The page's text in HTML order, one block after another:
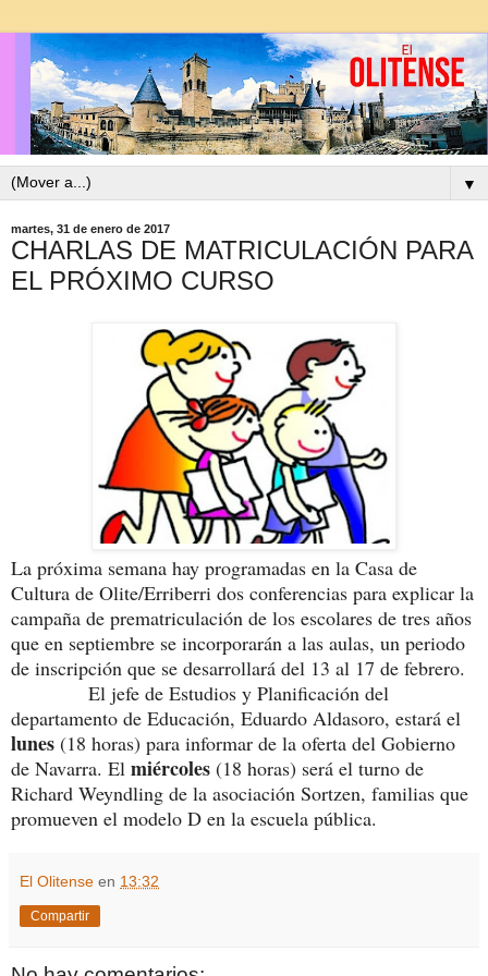
▼
martes, 31 de enero de 2017
CHARLAS DE MATRICULACIÓN PARA
EL PRÓXIMO CURSO
La próxima semana hay programadas en la Casa de
Cultura de Olite/Erriberri dos conferencias para explicar la
campaña de prematriculación de los escolares de tres años
que en septiembre se incorporarán a las aulas, un periodo
de inscripción que se desarrollará del 13 al 17 de febrero.
El jefe de Estudios y Planificación del
departamento de Educación, Eduardo Aldasoro, estará el
lunes (18 horas) para informar de la oferta del Gobierno
de Navarra. El miércoles (18 horas) será el turno de
Richard Weyndling de la asociación Sortzen, familias que
promueven el modelo D en la escuela pública.
El Olitense en 13:32
Compartir